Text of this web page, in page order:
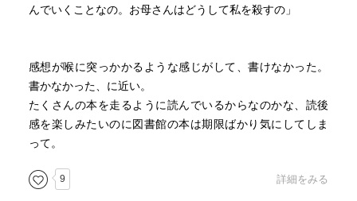
んでいくことなの。お母さんはどうして私を殺すの」
感想が喉に突っかかるような感じがして、書けなかった。
書かなかった、に近い。
たくさんの本を走るように読んでいるからなのかな、読後
感を楽しみたいのに図書館の本は期限ばかり気にしてしま
って。
9 詳細をみる